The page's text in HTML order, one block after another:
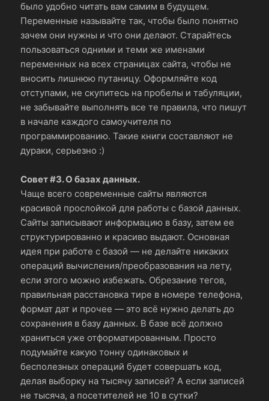
было удобно читать вам самим в будущем.
Переменные называйте так, чтобы было понятно
зачем они нужны и что они делают. Старайтесь
пользоваться одними и теми же именами
переменных на всех страницах сайта, чтобы не
вносить лишнюю путаницу. Оформляйте код
отступами, не скупитесь на пробелы и табуляции,
не забывайте выполнять все те правила, что пишут
в начале каждого самоучителя по
программированию. Такие книги составляют не
дураки, серьезно :)
Совет #3. О базах данных.
Чаще всего современные сайты являются
красивой прослойкой для работы с базой данных.
Сайты записывают информацию в базу, затем ее
структурированно и красиво выдают. Основная
идея при работе с базой — не делайте никаких
операций вычисления/преобразования на лету,
если этого можно избежать. Обрезание тегов,
правильная расстановка тире в номере телефона,
формат дат и прочее — это всё нужно делать до
сохранения в базу данных. В базе всё должно
храниться уже отформатированным. Просто
подумайте какую тонну одинаковых и
бесполезных операций будет совершать код,
делая выборку на тысячу записей? А если записей
не тысяча, а посетителей не 10 в сутки?